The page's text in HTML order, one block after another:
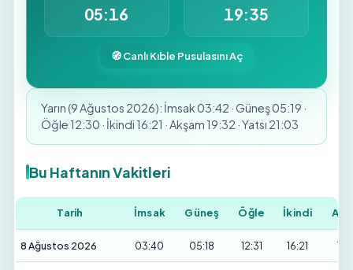
05:16 19:35
🧭 Canlı Kıble Pusulasını Aç
Yarın (9 Ağustos 2026): İmsak 03:42 · Güneş 05:19 ·
Öğle 12:30 · İkindi 16:21 · Akşam 19:32 · Yatsı 21:03
Bu Haftanın Vakitleri
Tarih İmsak Güneş Öğle İkindi
8 Ağustos 2026 03:40 05:18 12:31 16:21